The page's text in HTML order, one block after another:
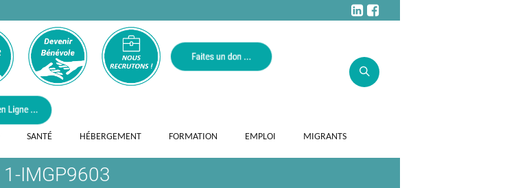
SANTÉ HÉBERGEMENT FORMATION EMPLOI MIGRANTS
1-IMGP9603